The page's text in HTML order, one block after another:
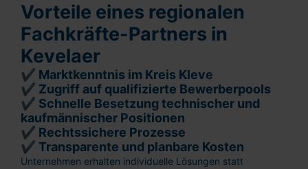
Vorteile eines regionalen
Fachkräfte-Partners in
Kevelaer
✔ Marktkenntnis im Kreis Kleve
✔ Zugriff auf qualifizierte Bewerberpools
✔ Schnelle Besetzung technischer und
kaufmännischer Positionen
✔ Rechtssichere Prozesse
✔ Transparente und planbare Kosten
Unternehmen erhalten individuelle Lösungen statt